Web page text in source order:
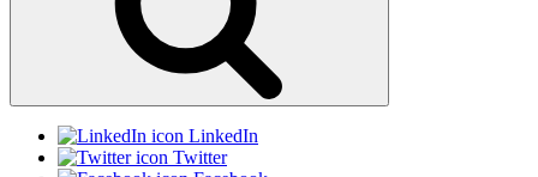
LinkedIn
Twitter